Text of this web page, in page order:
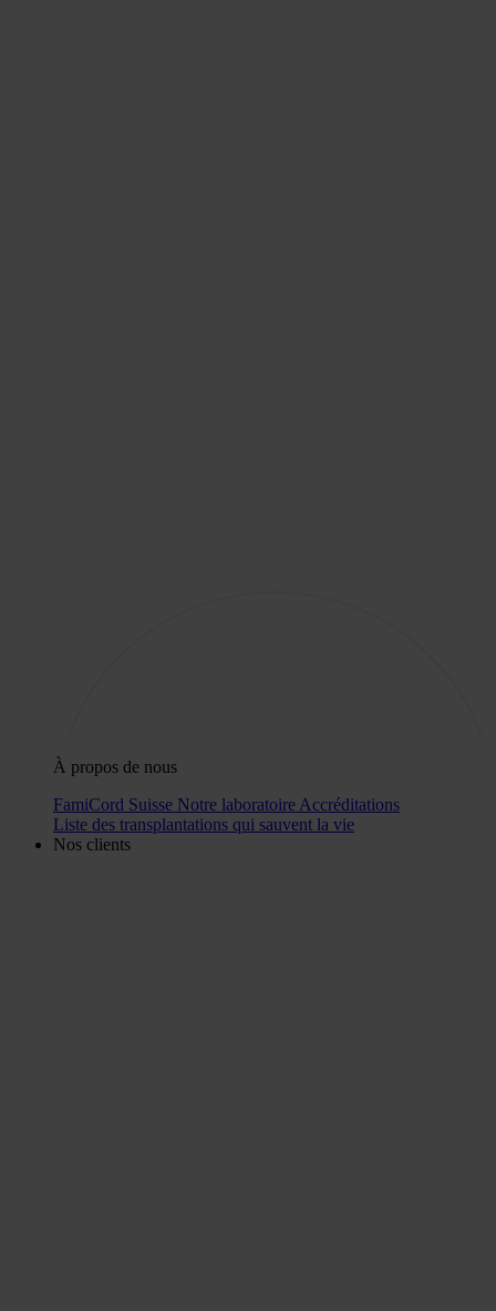
À propos de nous
FamiCord Suisse Notre laboratoire Accréditations
Liste des transplantations qui sauvent la vie
Nos clients